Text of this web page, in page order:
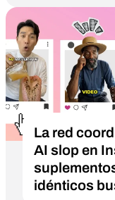
La red
AI slop en
idénticos